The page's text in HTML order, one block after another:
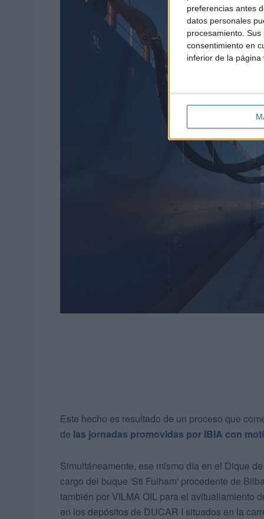
preferencias antes
datos personales
procesamiento.
consentimiento en
inferior de la página
Este hecho es resultado de un proceso que
de las jornadas promovidas por IBIA con
Simultáneamente, ese mismo día en el Dique
cargo del buque 'Sti Fulham' procedente de
también por VILMA OIL para el avituallamiento
en los depósitos de DUCAR I situados en la